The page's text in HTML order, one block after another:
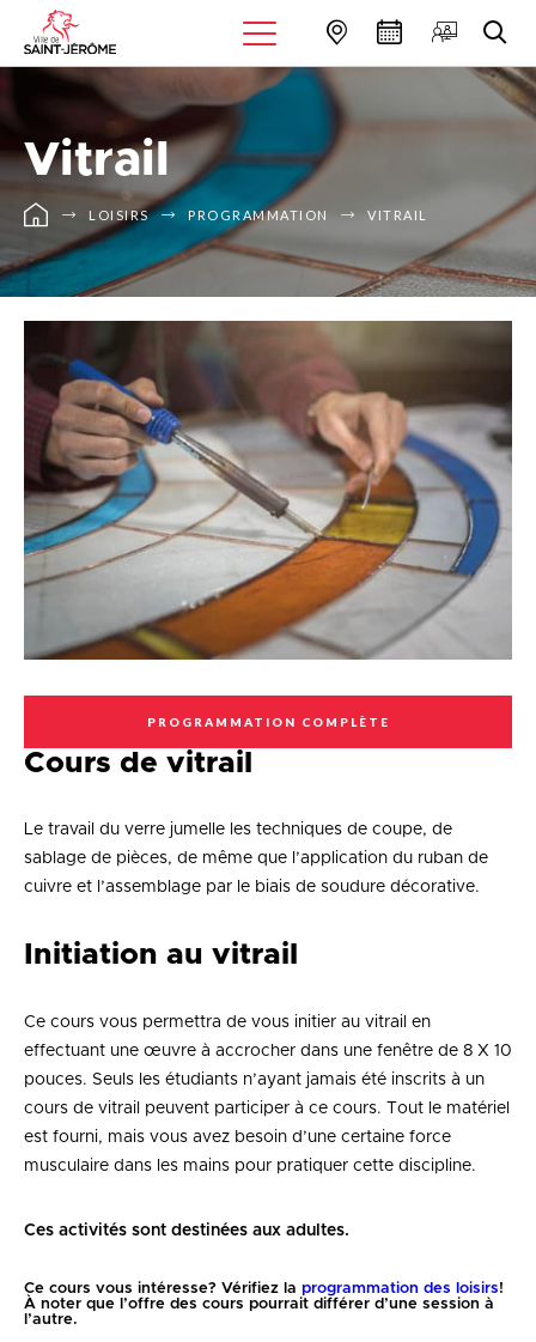
Vitrail
LOISIRS PROGRAMMATION VITRAIL
PROGRAMMATION COMPLÈTE
Cours de vitrail
Le travail du verre jumelle les techniques de coupe, de
sablage de pièces, de même que l’application du ruban de
cuivre et l’assemblage par le biais de soudure décorative.
Initiation au vitrail
Ce cours vous permettra de vous initier au vitrail en
effectuant une œuvre à accrocher dans une fenêtre de 8 X 10
pouces. Seuls les étudiants n’ayant jamais été inscrits à un
cours de vitrail peuvent participer à ce cours. Tout le matériel
est fourni, mais vous avez besoin d’une certaine force
musculaire dans les mains pour pratiquer cette discipline.
Ces activités sont destinées aux adultes.
Ce cours vous intéresse? Vérifiez la programmation des loisirs!
À noter que l’offre des cours pourrait différer d’une session à
l’autre.